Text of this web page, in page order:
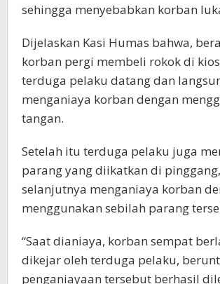
sehingga menyebabkan korban
Dijelaskan Kasi Humas bahwa,
korban pergi membeli rokok di
terduga pelaku datang dan
menganiaya korban dengan
tangan.
Setelah itu terduga pelaku juga
parang yang diikatkan di
selanjutnya menganiaya korban
menggunakan sebilah parang
“Saat dianiaya, korban sempat
dikejar oleh terduga pelaku,
penganiayaan tersebut berhasil